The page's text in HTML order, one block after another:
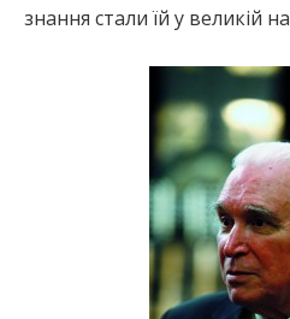
знання стали їй у великій